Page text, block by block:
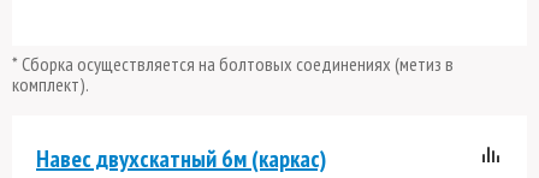
* Сборка осуществляется на болтовых соединениях (метиз в
комплект).
Навес двухскатный 6м (каркас)